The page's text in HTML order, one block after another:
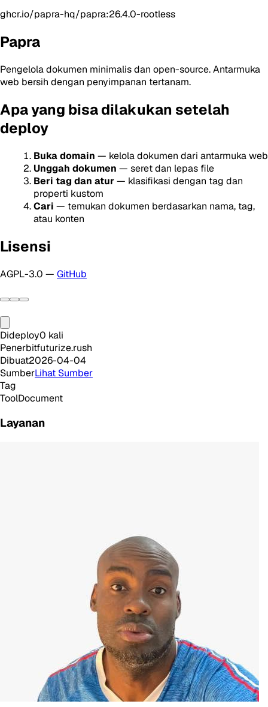
ghcr.io/papra-hq/papra:26.4.0-rootless
Papra
Pengelola dokumen minimalis dan open-source. Antarmuka
web bersih dengan penyimpanan tertanam.
Apa yang bisa dilakukan setelah
deploy
Buka domain — kelola dokumen dari antarmuka web
Unggah dokumen — seret dan lepas file
Beri tag dan atur— klasifikasi dengan tag dan
properti kustom
Cari — temukan dokumen berdasarkan nama, tag,
atau konten
Lisensi
AGPL-3.0 — GitHub
Dideploy0 kali
Penerbitfuturize.rush
Dibuat2026-04-04
SumberLihat Sumber
Tag
ToolDocument
Layanan